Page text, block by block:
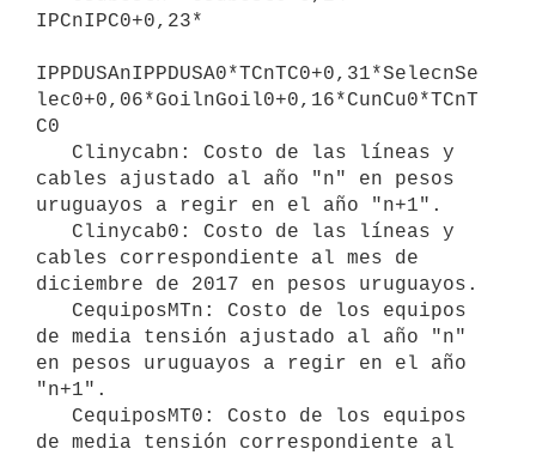
IPCnIPC0+0,23*
IPPDUSAnIPPDUSA0*TCnTC0+0,31*SelecnSe
lec0+0,06*GoilnGoil0+0,16*CunCu0*TCnT
C0
cables ajustado al año "n" en pesos
uruguayos a regir en el año "n+1".
cables correspondiente al mes de
diciembre de 2017 en pesos uruguayos.
de media tensión ajustado al año "n"
en pesos uruguayos a regir en el año
"n+1".
de media tensión correspondiente al